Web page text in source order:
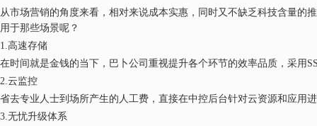
从市场营销的角度来看，相对来说成本实惠，同时又不缺乏科技含量的
用于那些场景呢？
1.高速存储
在时间就是金钱的当下，巴卜公司重视提升各个环节的效率品质，采用
2.云监控
省去专业人士到场所产生的人工费，直接在中控后台针对云资源和应用
3.无忧升级体系